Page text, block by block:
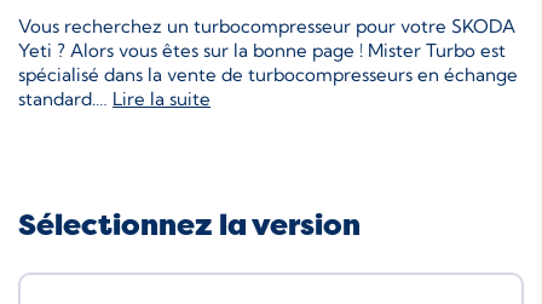
Vous recherchez un turbocompresseur pour votre SKODA
Yeti ? Alors vous êtes sur la bonne page ! Mister Turbo est
spécialisé dans la vente de turbocompresseurs en échange
standard.… Lire la suite
Sélectionnez la version